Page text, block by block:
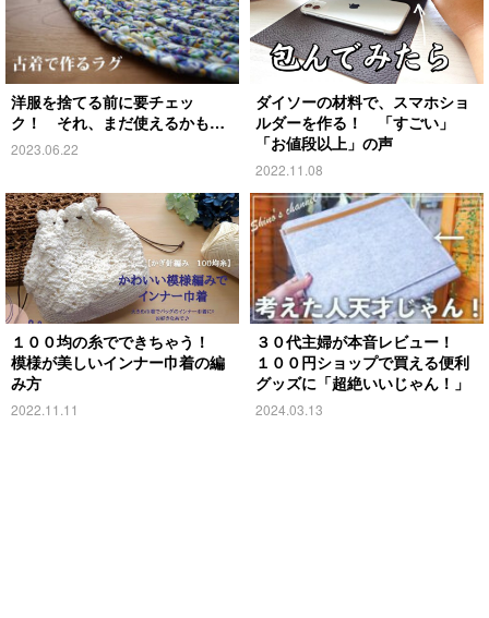
洋服を捨てる前に要チェッ
ク！ それ、まだ使えるかも…
2023.06.22
ダイソーの材料で、スマホショ
ルダーを作る！ 「すごい」
「お値段以上」の声
2022.11.08
１００均の糸でできちゃう！
模様が美しいインナー巾着の編
み方
2022.11.11
３０代主婦が本音レビュー！
１００円ショップで買える便利
グッズに「超絶いいじゃん！」
2024.03.13